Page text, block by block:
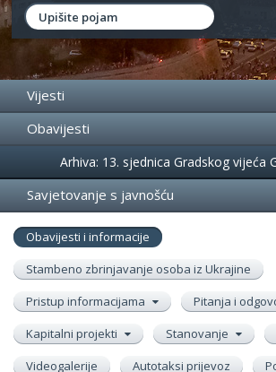
Vijesti
Obavijesti
Događanja
Arhiva: 13. sjednica Gradskog vijeća
Savjetovanje s javnošću
Obavijesti i informacije
Stambeno zbrinjavanje osoba iz Ukrajine
Pristup informacijama
Pitanja i
Kapitalni projekti
Stanovanje
Videogalerije
Autotaksi prijevoz